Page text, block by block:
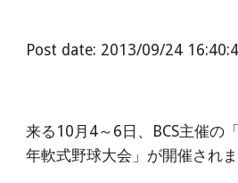
Post date: 2013/09/24
来る10月4～6日、BCS主催の
年軟式野球大会」が開催されま